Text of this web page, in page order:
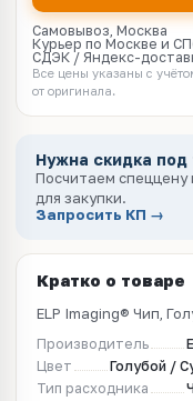
Самовывоз, Москва
Курьер по Москве и
СДЭК / Яндекс-
Все цены указаны с
от оригинала.
Нужна скидка
Посчитаем
для закупки.
Запросить КП →
Кратко о товаре
ELP Imaging® Чип,
Производитель
Цвет
Голубой /
Тип расходника